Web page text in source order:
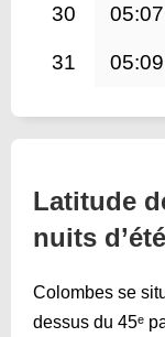
30 05:07
31 05:09
Latitude
nuits
Colombes se
dessus du 45ᵉ